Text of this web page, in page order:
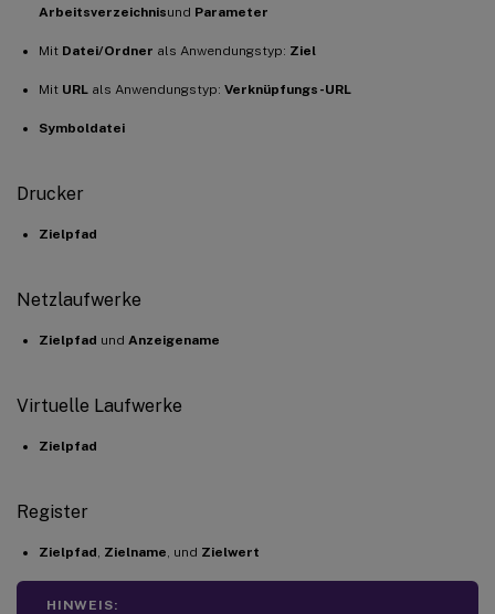
Arbeitsverzeichnisund Parameter
Mit Datei/Ordner als Anwendungstyp: Ziel
Mit URL als Anwendungstyp: Verknüpfungs-URL
Symboldatei
Drucker
Zielpfad
Netzlaufwerke
Zielpfad und Anzeigename
Virtuelle Laufwerke
Zielpfad
Register
Zielpfad Zielname , und Zielwert
HINWEIS: